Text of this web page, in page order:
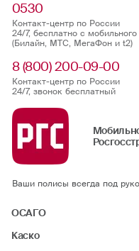
футбол
флорбол
фристайл
хоккей (на льду, на
хапкидо
черлидинг
шорт-трек
0530
Контакт-центр по России
24/7, бесплатно с мобильного
(Билайн, МТС, МегаФон и t2)
8 (800) 200-09-00
Контакт-центр по России
24/7, звонок бесплатный
Ваши полисы всегда под
ОСАГО
Каско